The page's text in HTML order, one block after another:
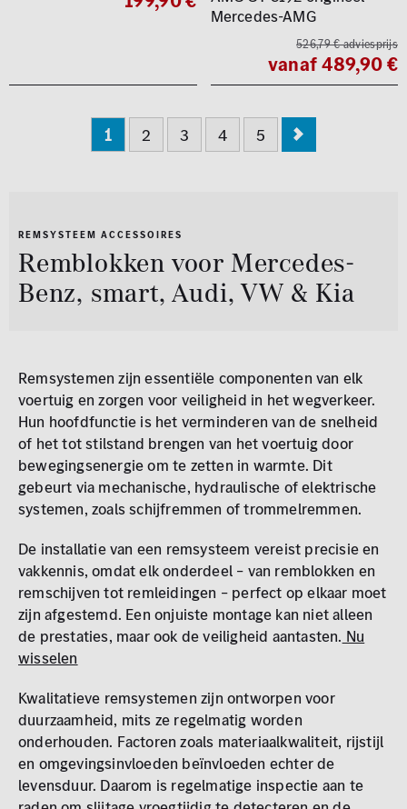
Mercedes-AMG
526,79 € adviesprijs
vanaf 489,90 €
1 2 3 4 5
REMSYSTEEM ACCESSOIRES
Remblokken voor Mercedes-
Benz, smart, Audi, VW & Kia
Remsystemen zijn essentiële componenten van elk
voertuig en zorgen voor veiligheid in het wegverkeer.
Hun hoofdfunctie is het verminderen van de snelheid
of het tot stilstand brengen van het voertuig door
bewegingsenergie om te zetten in warmte. Dit
gebeurt via mechanische, hydraulische of elektrische
systemen, zoals schijfremmen of trommelremmen.
De installatie van een remsysteem vereist precisie en
vakkennis, omdat elk onderdeel – van remblokken en
remschijven tot remleidingen – perfect op elkaar moet
zijn afgestemd. Een onjuiste montage kan niet alleen
de prestaties, maar ook de veiligheid aantasten. Nu
wisselen
Kwalitatieve remsystemen zijn ontworpen voor
duurzaamheid, mits ze regelmatig worden
onderhouden. Factoren zoals materiaalkwaliteit, rijstijl
en omgevingsinvloeden beïnvloeden echter de
levensduur. Daarom is regelmatige inspectie aan te